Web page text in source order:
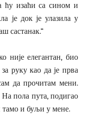
ћу изаћи са сином и
је док је улазила у
састанак.“
није елегантан, био
руку као да је прва
да прочитам мени.
пола пута, подигао
тамо и буљи у мене.